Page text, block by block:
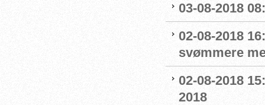
03-08-2018
02-08-2018
svømmere
02-08-2018
2018